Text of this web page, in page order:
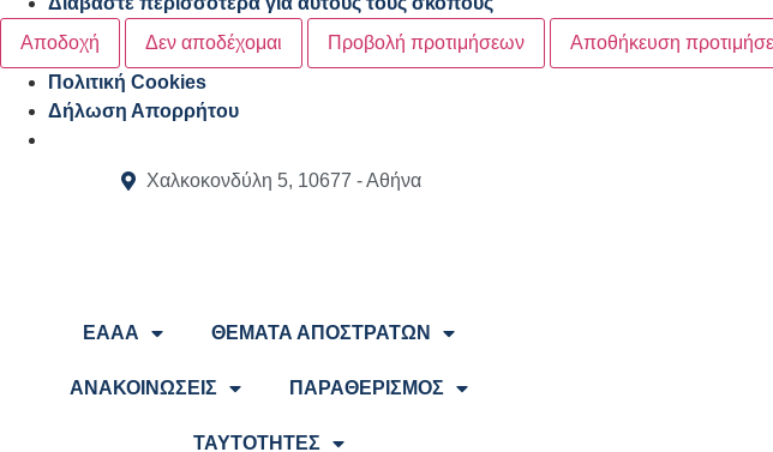
Αποδοχή
Δεν αποδέχομαι Προβολή προτιμήσεων Αποθήκευση
Πολιτική Cookies
Δήλωση Απορρήτου
Χαλκοκονδύλη 5, 10677 - Αθήνα
ΕΑΑΑ ΘΕΜΑΤΑ ΑΠΟΣΤΡΑΤΩΝ
ΑΝΑΚΟΙΝΩΣΕΙΣ ΠΑΡΑΘΕΡΙΣΜΟΣ
ΤΑΥΤΟΤΗΤΕΣ